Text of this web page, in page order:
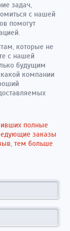
задач,
с нашей
помогут
которые не
с нашей
будущим
компании
полные
заказы
тем больше